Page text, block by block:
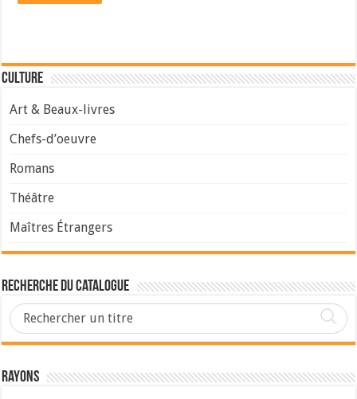
Culture
Art & Beaux-livres
Chefs-d’oeuvre
Romans
Théâtre
Maîtres Étrangers
Recherche du Catalogue
Rayons